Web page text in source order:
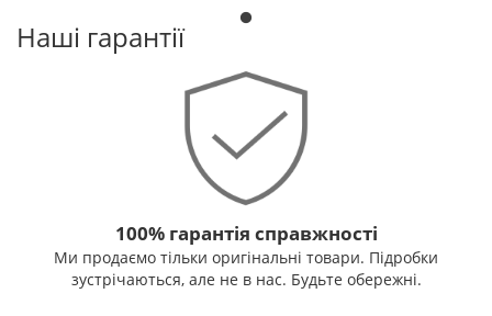
Наші гарантії
100% гарантія справжності
Ми продаємо тільки оригінальні товари. Підробки
зустрічаються, але не в нас. Будьте обережні.